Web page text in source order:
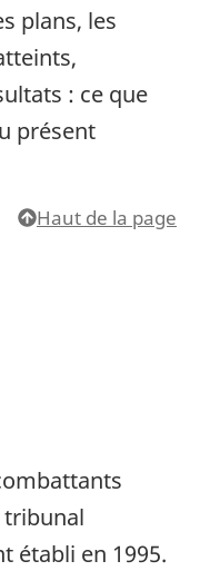
plans, les
: ce que
présent
Haut de la page
tribunal
établi en 1995.